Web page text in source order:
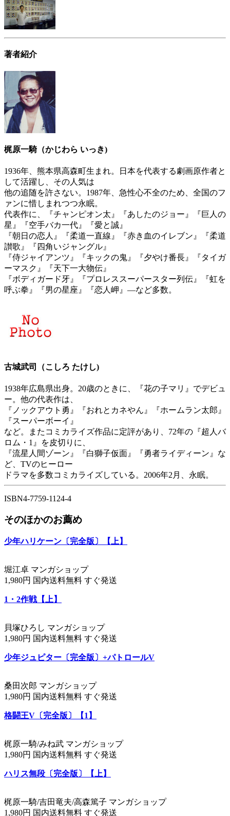
著者紹介
梶原一騎（かじわら いっき)
1936年、熊本県高森町生まれ。日本を代表する劇画原作者と
して活躍し、その人気は
他の追随を許さない。1987年、急性心不全のため、全国のフ
ァンに惜しまれつつ永眠。
代表作に、『チャンピオン太』『あしたのジョー』『巨人の
星』『空手バカ一代』『愛と誠』
『朝日の恋人』『柔道一直線』『赤き血のイレブン』『柔道
讃歌』『四角いジャングル』
『侍ジャイアンツ』『キックの鬼』『夕やけ番長』『タイガ
ーマスク』『天下一大物伝』
『ボディガード牙』『プロレススーパースター列伝』『虹を
呼ぶ拳』『男の星座』『恋人岬』―など多数。
古城武司（こしろ たけし)
1938年広島県出身。20歳のときに、『花の子マリ』でデビュ
ー。他の代表作は、
『ノックアウト勇』『おれとカネやん』『ホームラン太郎』
『スーパーボーイ』
など。またコミカライズ作品に定評があり、72年の『超人バ
ロム・1』を皮切りに、
『流星人間ゾーン』『白獅子仮面』『勇者ライディーン』な
ど、TVのヒーロー
ドラマを多数コミカライズしている。2006年2月、永眠。
ISBN4-7759-1124-4
そのほかのお薦め
少年ハリケーン〔完全版〕【上】
堀江卓 マンガショップ
1,980円 国内送料無料 すぐ発送
1・2作戦【上】
貝塚ひろし マンガショップ
1,980円 国内送料無料 すぐ発送
少年ジュピター〔完全版〕+パトロールV
桑田次郎 マンガショップ
1,980円 国内送料無料 すぐ発送
格闘王V〔完全版〕【1】
梶原一騎/みね武 マンガショップ
1,980円 国内送料無料 すぐ発送
ハリス無段〔完全版〕【上】
梶原一騎/吉田竜夫/高森篤子 マンガショップ
1,980円 国内送料無料 すぐ発送